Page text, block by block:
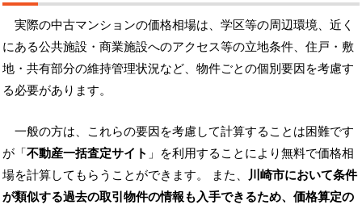
実際の中古マンションの価格相場は、学区等の周辺環境、近く
にある公共施設・商業施設へのアクセス等の立地条件、住戸・敷
地・共有部分の維持管理状況など、物件ごとの個別要因を考慮す
る必要があります。
一般の方は、これらの要因を考慮して計算することは困難です
が「不動産一括査定サイト 」を利用することにより無料で価格相
場を計算してもらうことができます。 また、 川崎市において条件
が類似する過去の取引物件の情報も入手できるため、価格算定の